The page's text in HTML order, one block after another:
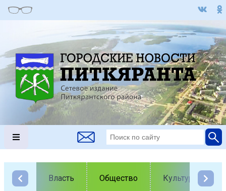
Власть Общество Культура